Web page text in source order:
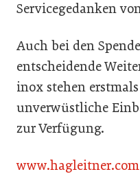
Servicegedanken
Auch bei den
entscheidende
inox stehen
unverwüstliche
zur Verfügung.
www.hagleitner.com